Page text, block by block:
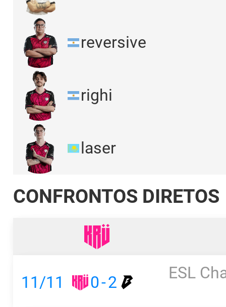
reversive
righi
laser
CONFRONTOS DIRETOS
11/11 0-2 ESL